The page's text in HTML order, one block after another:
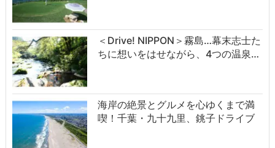
＜Drive! NIPPON＞霧島…幕末志士た
ちに想いをはせながら、4つの温泉…
海岸の絶景とグルメを心ゆくまで満
喫！千葉・九十九里、銚子ドライブ